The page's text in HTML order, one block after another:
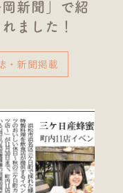
岡新聞」で紹
ました！
・新聞掲載